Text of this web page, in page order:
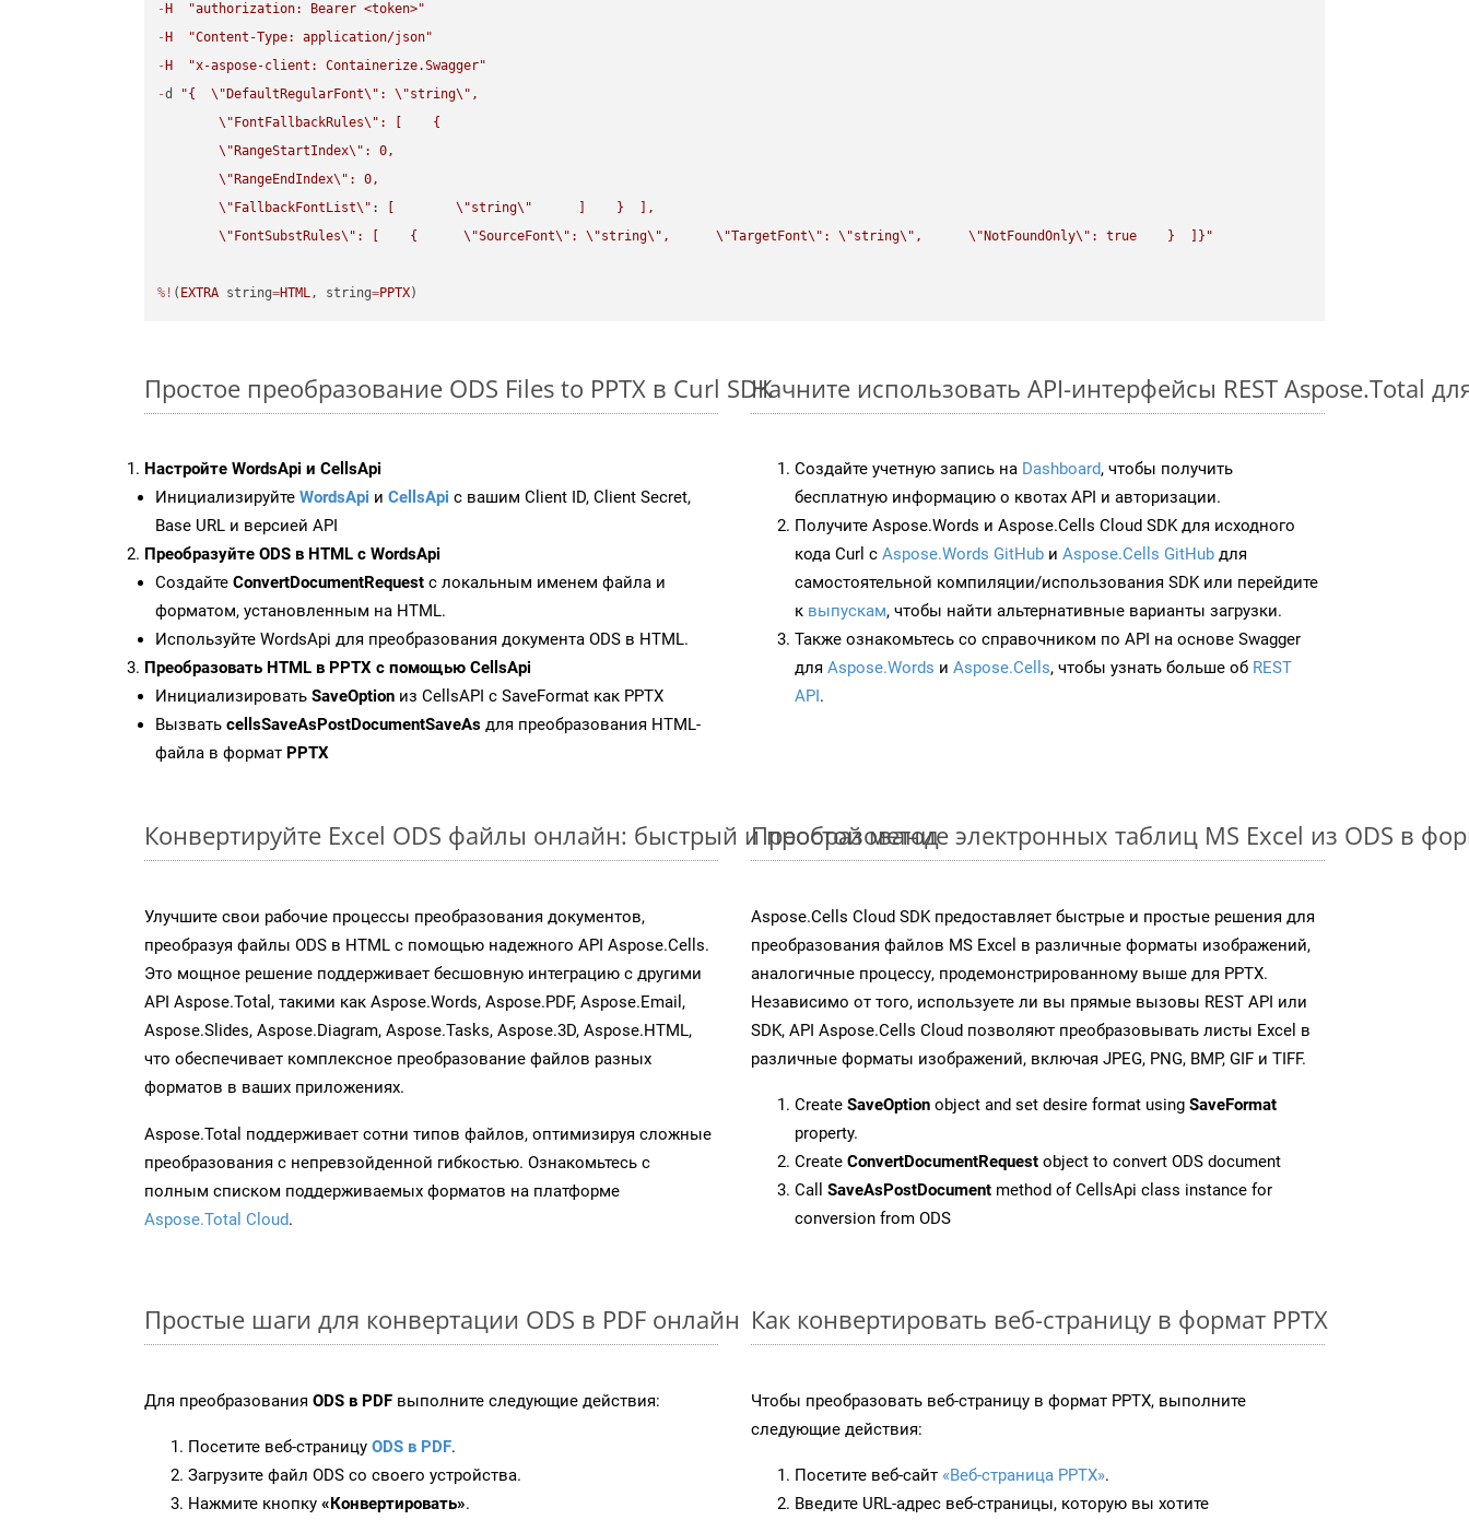
- H
"authorization: Bearer <token>"
- H
"Content-Type: application/json"
- H
"x-aspose-client: Containerize.Swagger"
-d "{ \" DefaultRegularFont\" : \"string\" ,
\" FontFallbackRules\" : [    {
\" RangeStartIndex\" : 0,
\" RangeEndIndex\" : 0,
\" FallbackFontList\" : [ \"string\"
      ]    }  ],
\" FontSubstRules\" : [    { \"SourceFont\" : \"string\" , \"TargetFont\" : \"string\" , \" NotFoundOnly\" : true    }  ]}"
%! ( EXTRA string=HTML, string=PPTX)
Простое преобразование ODS Files to PPTX в Curl SDK
Настройте WordsApi и CellsApi
Инициализируйте WordsApi и CellsApi с вашим Client ID, Client Secret,
Base URL и версией API
Преобразуйте ODS в HTML с WordsApi
Создайте ConvertDocumentRequest с локальным именем файла и
форматом, установленным на HTML.
Используйте WordsApi для преобразования документа ODS в HTML.
Преобразовать HTML в PPTX с помощью CellsApi
Инициализировать SaveOption из CellsAPI с SaveFormat как PPTX
Вызвать cellsSaveAsPostDocumentSaveAs для преобразования HTML-
файла в формат PPTX
Начните использовать API-интерфейсы REST Aspose.Total
Создайте учетную запись на Dashboard, чтобы получить
бесплатную информацию о квотах API и авторизации.
Получите Aspose.Words и Aspose.Cells Cloud SDK для исходного
кода Curl с Aspose.Words GitHub и Aspose.Cells GitHub для
самостоятельной компиляции/использования SDK или перейдите
к выпускам, чтобы найти альтернативные варианты загрузки.
Также ознакомьтесь со справочником по API на основе Swagger
для Aspose.Words и Aspose.Cells, чтобы узнать больше об REST
API.
Конвертируйте Excel ODS файлы онлайн: быстрый и простой метод
Улучшите свои рабочие процессы преобразования документов,
преобразуя файлы ODS в HTML с помощью надежного API Aspose.Cells.
Это мощное решение поддерживает бесшовную интеграцию с другими
API Aspose.Total, такими как Aspose.Words, Aspose.PDF, Aspose.Email,
Aspose.Slides, Aspose.Diagram, Aspose.Tasks, Aspose.3D, Aspose.HTML,
что обеспечивает комплексное преобразование файлов разных
форматов в ваших приложениях.
Aspose.Total поддерживает сотни типов файлов, оптимизируя сложные
преобразования с непревзойденной гибкостью. Ознакомьтесь с
полным списком поддерживаемых форматов на платформе
Aspose.Total Cloud.
Преобразование электронных таблиц MS Excel из ODS в
Aspose.Cells Cloud SDK предоставляет быстрые и простые решения для
преобразования файлов MS Excel в различные форматы изображений,
аналогичные процессу, продемонстрированному выше для PPTX.
Независимо от того, используете ли вы прямые вызовы REST API или
SDK, API Aspose.Cells Cloud позволяют преобразовывать листы Excel в
различные форматы изображений, включая JPEG, PNG, BMP, GIF и TIFF.
Create SaveOption object and set desire format using SaveFormat
property.
Create ConvertDocumentRequest object to convert ODS document
Call SaveAsPostDocument method of CellsApi class instance for
conversion from ODS
Простые шаги для конвертации ODS в PDF онлайн
Для преобразования ODS в PDF выполните следующие действия:
Посетите веб-страницу ODS в PDF.
Загрузите файл ODS со своего устройства.
Нажмите кнопку «Конвертировать».
Как конвертировать веб-страницу в формат PPTX
Чтобы преобразовать веб-страницу в формат PPTX, выполните
следующие действия:
Посетите веб-сайт «Веб-страница PPTX».
Введите URL-адрес веб-страницы, которую вы хотите